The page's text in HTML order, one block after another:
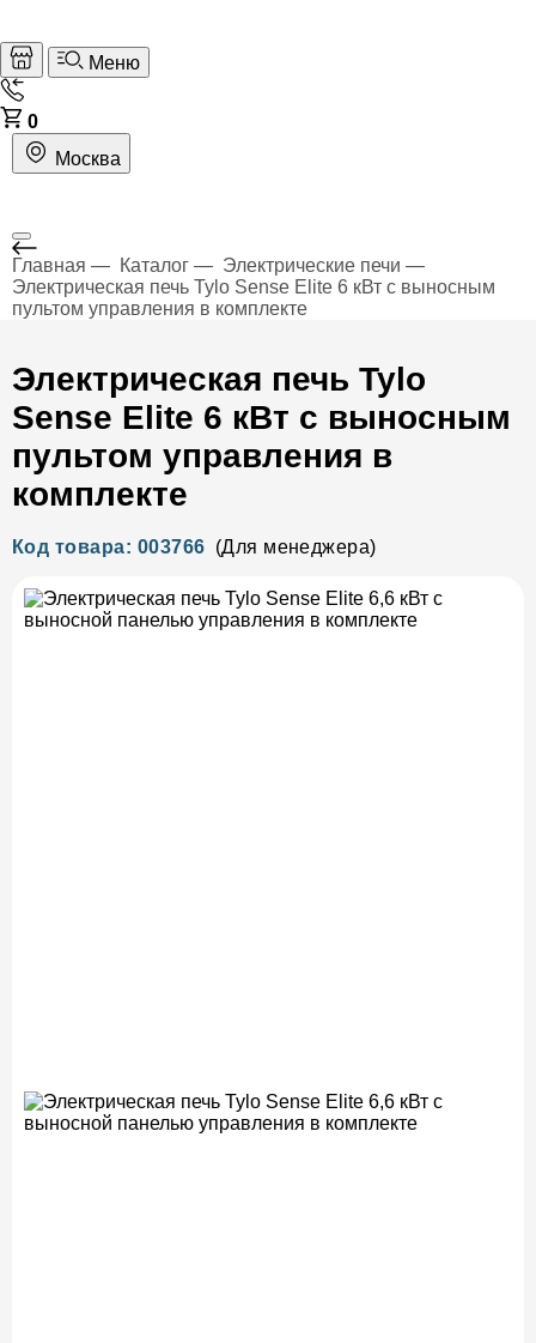
Меню
0
Москва
Главная Каталог
Электрические печи
Электрическая печь Tylo Sense Elite 6 кВт с выносным
пультом управления в комплекте
Электрическая печь Tylo
Sense Elite 6 кВт с выносным
пультом управления в
комплекте
Код товара: 003766 (Для менеджера)